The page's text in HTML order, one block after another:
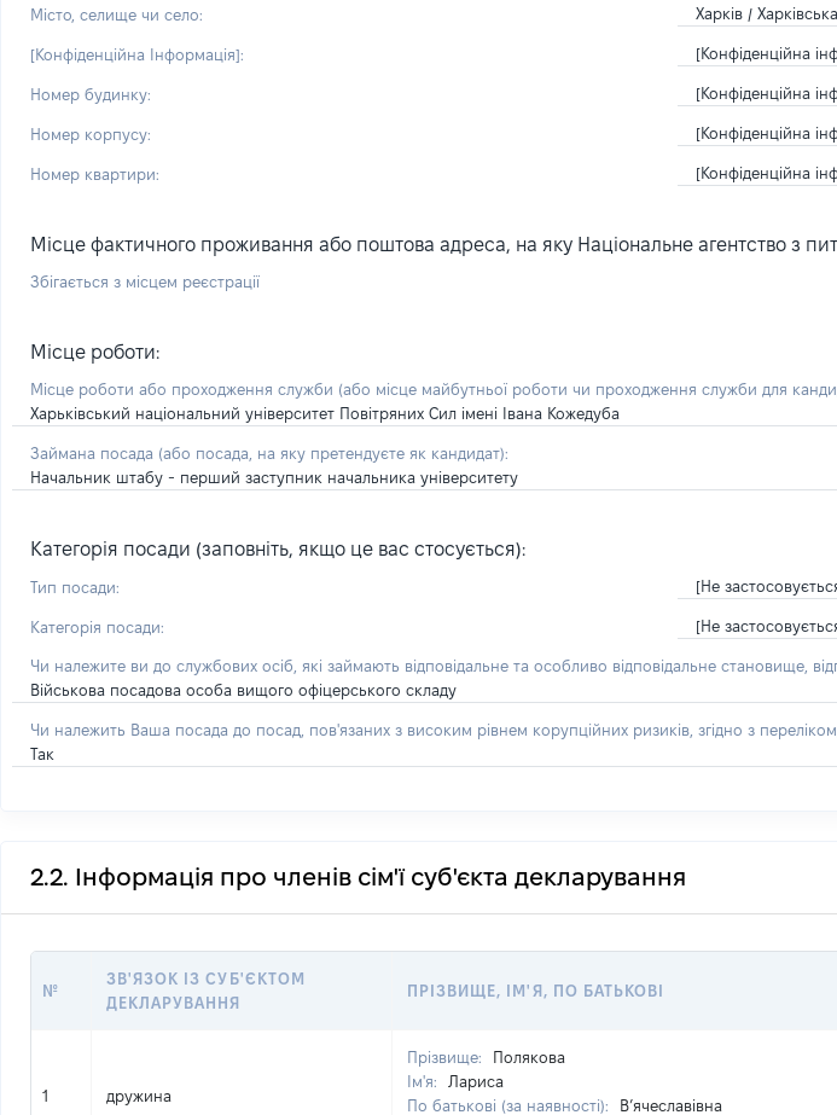
Місто, селище чи село: Харків /
[Конфіденційна Інформація]: [Конфіденційна
Номер будинку: [Конфіденційна
Номер корпусу: [Конфіденційна
Номер квартири: [Конфіденційна
Місце фактичного проживання або поштова адреса, на яку Національне агентство з
Збігається з місцем реєстрації
Місце роботи:
Місце роботи або проходження служби (або місце майбутньої роботи чи проходження служби для
Харьківський національний університет Повітряних Сил імені Івана Кожедуба
Займана посада (або посада, на яку претендуєте як кандидат):
Начальник штабу - перший заступник начальника університету
Категорія посади (заповніть, якщо це вас стосується):
Тип посади: [Не
Категорія посади: [Не
Чи належите ви до службових осіб, які займають відповідальне та особливо відповідальне становище,
Військова посадова особа вищого офіцерського складу
Чи належить Ваша посада до посад, пов'язаних з високим рівнем корупційних ризиків, згідно з
Так
2.2. Інформація про членів сім'ї суб'єкта декларування
№
ЗВ'ЯЗОК ІЗ СУБ'ЄКТОМ
ДЕКЛАРУВАННЯ
ПРІЗВИЩЕ, ІМ'Я, ПО БАТЬКОВІ
1 дружина
Прізвище:
Полякова
Ім'я:
Лариса
По батькові (за наявності):
В’ячеславівна